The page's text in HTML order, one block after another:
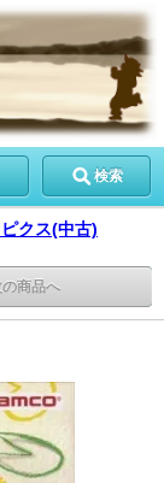
検索
クス(中古)
の商品へ